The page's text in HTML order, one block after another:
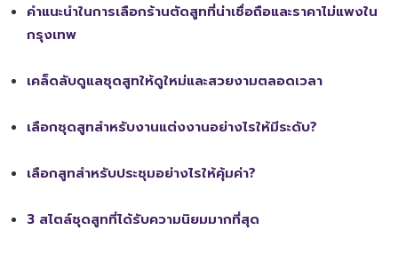
คำแนะนำในการเลือกร้านตัดสูทที่น่าเชื่อถือและราคาไม่แพงใน
กรุงเทพ
เคล็ดลับดูแลชุดสูทให้ดูใหม่และสวยงามตลอดเวลา
เลือกชุดสูทสำหรับงานแต่งงานอย่างไรให้มีระดับ?
เลือกสูทสำหรับประชุมอย่างไรให้คุ้มค่า?
3 สไตล์ชุดสูทที่ได้รับความนิยมมากที่สุด